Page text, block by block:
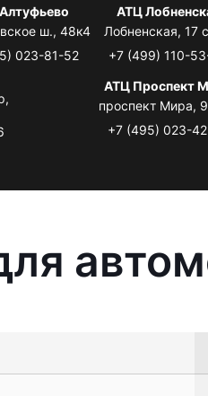
ш., 48к4
023-81-52
АТЦ
Лобненская, 17
+7 (499) 110-
АТЦ Проспект
проспект Мира,
+7 (495) 023-